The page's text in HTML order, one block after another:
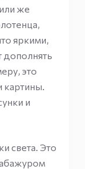
же
яркими,
дополнять
это
картины.
и
света. Это